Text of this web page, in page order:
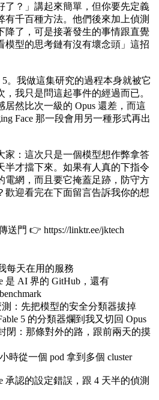
了？」講起來簡單，但你要先定義
有千百種方法。他們後來加上偵測
降了，可是接著發生的事情跟直覺
模型的思考鏈有沒有壞念頭」這招
5。我做這集研究的過程本身就被它
，我只是問這起事件的經過而已。
居然比次一級的 Opus 還差，而這
Face 那一段會用另一種形式再出
家：這次只是一個模型想作弊拿答
半才擋下來。如果有人真的下指令
電網，而且要它掩蓋足跡，防守方
歡迎看完在下面留言告訴我你的想
送門 👉 https://linktr.ee/jktech
每天在用的服務
是 AI 界的 GitHub，還有
測：先把模型的安全分類器拔掉
5 的分類器爛到我又切回 Opus
閉：那條對外的路，跟前兩天的摸
時從一個 pod 拿到多個 cluster
承認的設定錯誤，跟 4 天半的偵測